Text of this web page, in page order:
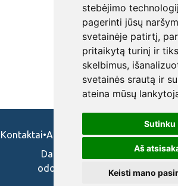
stebėjimo
pagerinti jūsų
svetainėje patirtį,
pritaikytą turinį ir
skelbimus,
svetainės srautą ir
ateina mūsų
Sutinku
Aš
Keisti mano
Kontaktai•Apie mus•Naudojimosi
Darbo skelbimai ir pasiūlymai:
odontologams, slaugytojams,